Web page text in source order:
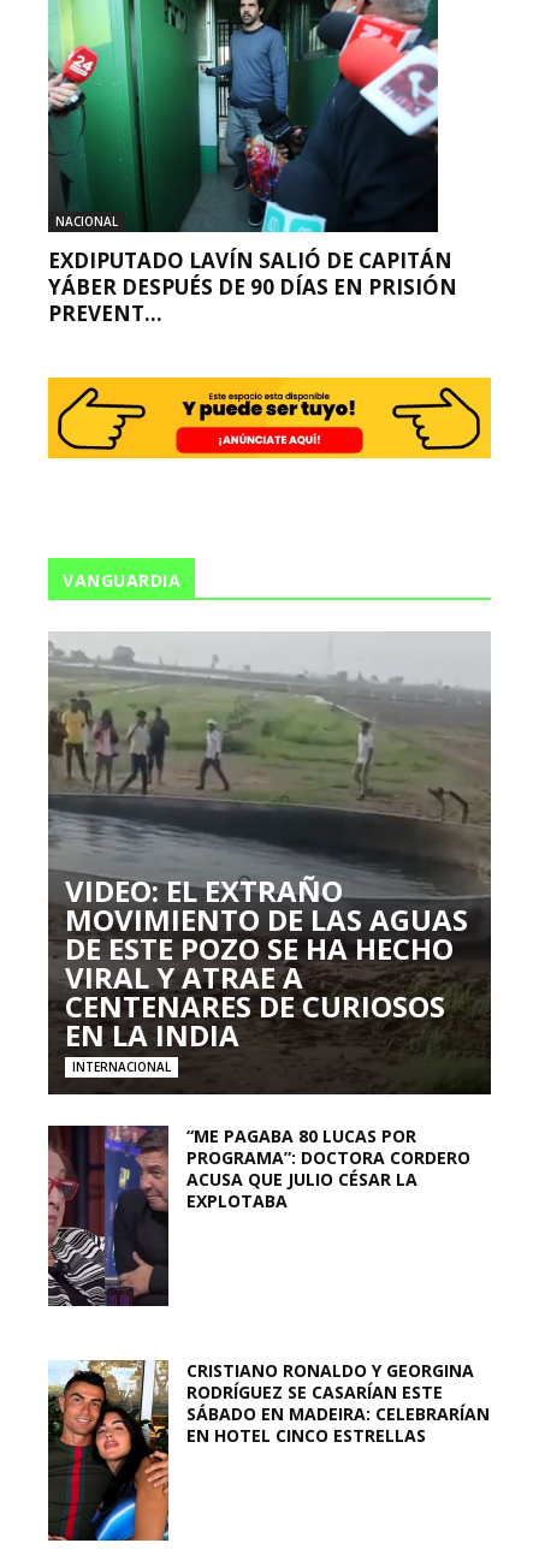
NACIONAL
EXDIPUTADO LAVÍN SALIÓ DE CAPITÁN
YÁBER DESPUÉS DE 90 DÍAS EN PRISIÓN
PREVENT...
VANGUARDIA
VIDEO: EL EXTRAÑO
MOVIMIENTO DE LAS AGUAS
DE ESTE POZO SE HA HECHO
VIRAL Y ATRAE A
CENTENARES DE CURIOSOS
EN LA INDIA
INTERNACIONAL
“ME PAGABA 80 LUCAS POR
PROGRAMA”: DOCTORA CORDERO
ACUSA QUE JULIO CÉSAR LA
EXPLOTABA
CRISTIANO RONALDO Y GEORGINA
RODRÍGUEZ SE CASARÍAN ESTE
SÁBADO EN MADEIRA: CELEBRARÍAN
EN HOTEL CINCO ESTRELLAS